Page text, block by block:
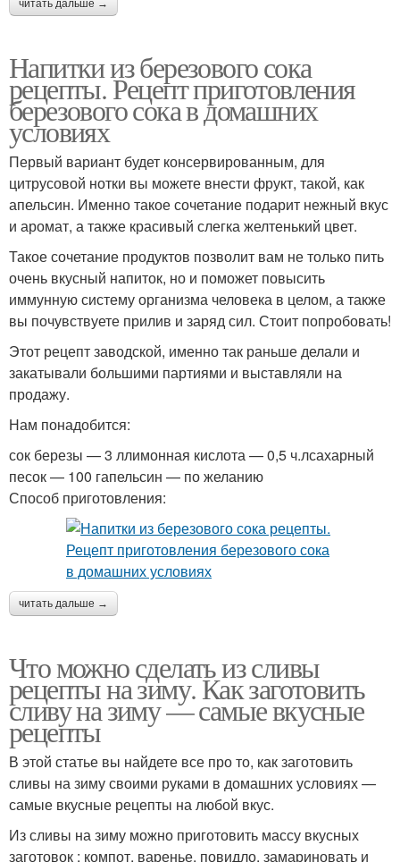
читать дальше →
Напитки из березового сока
рецепты. Рецепт приготовления
березового сока в домашних
условиях
Первый вариант будет консервированным, для
цитрусовой нотки вы можете внести фрукт, такой, как
апельсин. Именно такое сочетание подарит нежный вкус
и аромат, а также красивый слегка желтенький цвет.
Такое сочетание продуктов позволит вам не только пить
очень вкусный напиток, но и поможет повысить
иммунную систему организма человека в целом, а также
вы почувствуете прилив и заряд сил. Стоит попробовать!
Этот рецепт заводской, именно так раньше делали и
закатывали большими партиями и выставляли на
продажу.
Нам понадобится:
сок березы — 3 ллимонная кислота — 0,5 ч.лсахарный
песок — 100 гапельсин — по желанию
Способ приготовления:
читать дальше →
Что можно сделать из сливы
рецепты на зиму. Как заготовить
сливу на зиму — самые вкусные
рецепты
В этой статье вы найдете все про то, как заготовить
сливы на зиму своими руками в домашних условиях —
самые вкусные рецепты на любой вкус.
Из сливы на зиму можно приготовить массу вкусных
заготовок : компот, варенье, повидло, замариновать и